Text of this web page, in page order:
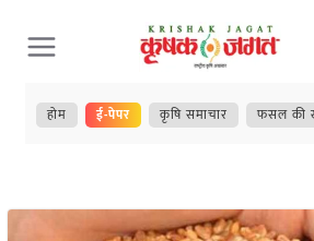
Skip
to
content
होम ई-पेपर कृषि समाचार फसल की